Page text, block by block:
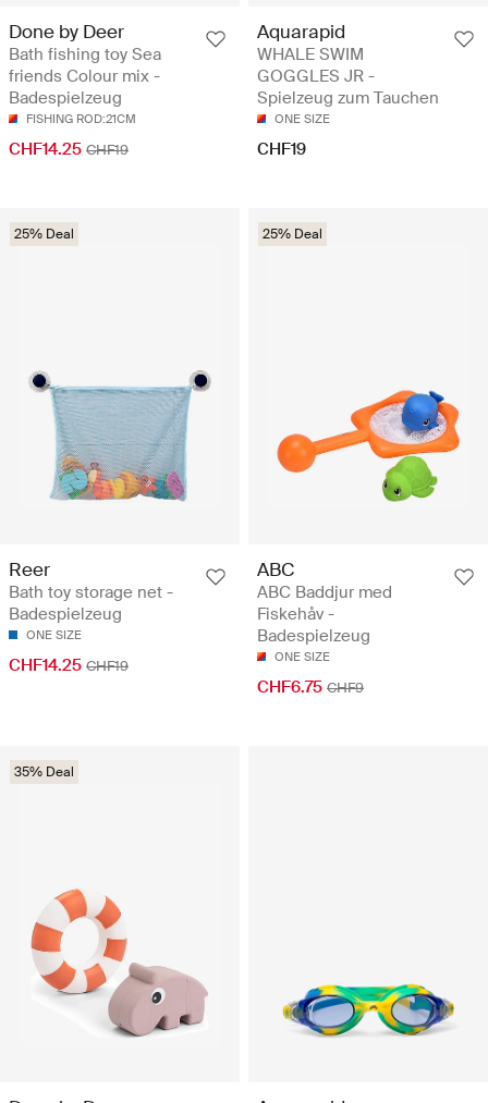
Done by Deer
Bath fishing toy Sea
friends Colour mix -
Badespielzeug
FISHING ROD:21CM
CHF14.25 CHF19
Aquarapid
WHALE SWIM
GOGGLES JR -
Spielzeug zum Tauchen
ONE SIZE
CHF19
25% Deal
Reer
Bath toy storage net -
Badespielzeug
ONE SIZE
CHF14.25 CHF19
25% Deal
ABC
ABC Baddjur med
Fiskehåv -
Badespielzeug
ONE SIZE
CHF6.75 CHF9
35% Deal